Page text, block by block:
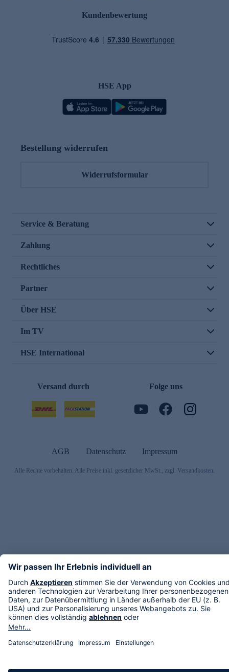
Kundenbewertung
HSE App
Bestellung widerrufen
Widerrufsformular
Service & Beratung
Zahlung
Rechtliches
Partner
Über HSE
Im TV
HSE International
Versand durch Folge uns
AGB Datenschutz Impressum
Alle Rechte vorbehalten. Alle Preise inkl. gesetzlicher MwSt., zzgl. Versandkosten.